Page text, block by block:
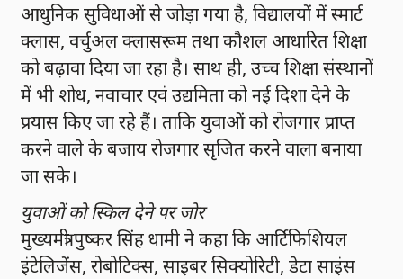
आधुनिक सुविधाओं से जोड़ा गया है, विद्यालयों में स्मार्ट
क्लास, वर्चुअल क्लासरूम तथा कौशल आधारित शिक्षा
को बढ़ावा दिया जा रहा है। साथ ही, उच्च शिक्षा संस्थानों
में भी शोध, नवाचार एवं उद्यमिता को नई दिशा देने के
प्रयास किए जा रहे हैं। ताकि युवाओं को रोजगार प्राप्त
करने वाले के बजाय रोजगार सृजित करने वाला बनाया
जा सके।
युवाओं को स्किल देने पर जोर
मुख्यमंत्री पुष्कर सिंह धामी ने कहा कि आर्टिफिशियल
इंटेलिजेंस, रोबोटिक्स, साइबर सिक्योरिटी, डेटा साइंस